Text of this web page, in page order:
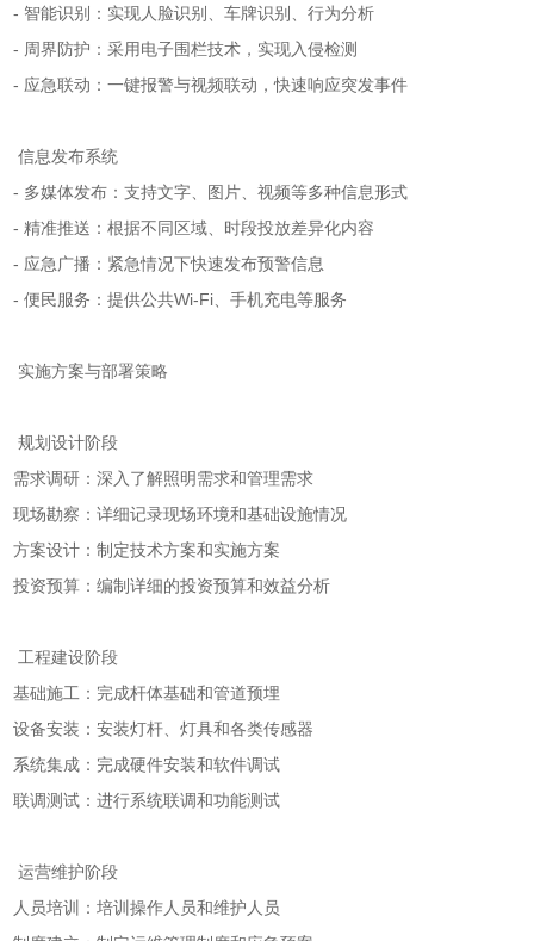
- 智能识别：实现人脸识别、车牌识别、行为分析
- 周界防护：采用电子围栏技术，实现入侵检测
- 应急联动：一键报警与视频联动，快速响应突发事件
信息发布系统
- 多媒体发布：支持文字、图片、视频等多种信息形式
- 精准推送：根据不同区域、时段投放差异化内容
- 应急广播：紧急情况下快速发布预警信息
- 便民服务：提供公共Wi-Fi、手机充电等服务
实施方案与部署策略
规划设计阶段
需求调研：深入了解照明需求和管理需求
现场勘察：详细记录现场环境和基础设施情况
方案设计：制定技术方案和实施方案
投资预算：编制详细的投资预算和效益分析
工程建设阶段
基础施工：完成杆体基础和管道预埋
设备安装：安装灯杆、灯具和各类传感器
系统集成：完成硬件安装和软件调试
联调测试：进行系统联调和功能测试
运营维护阶段
人员培训：培训操作人员和维护人员